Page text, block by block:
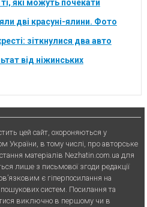
які можуть почекати
дві красуні-ялини. Фото
зіткнулися два авто
від ніжинських
цей сайт, охороняються у
України, в тому числі, про авторське
матерiалiв Nezhatin.com.ua для
лише з письмової згоди редакції
є гiперпосилання на
систем. Посилання та
виключно в першому чи в